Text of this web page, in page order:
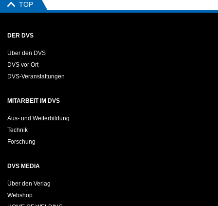
TOP
DER DVS
Über den DVS
DVS vor Ort
DVS-Veranstaltungen
MITARBEIT IM DVS
Aus- und Weiterbildung
Technik
Forschung
DVS MEDIA
Über den Verlag
Webshop